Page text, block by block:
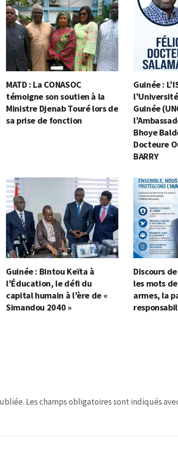
MATD : La CONASOC
témoigne son soutien à la
Ministre Djenab Touré lors de
sa prise de fonction
Guinée :
Guinée
Bhoye
Docteure
BARRY
Guinée : Bintou Keïta à
l’Éducation, le défi du
capital humain à l’ère de «
Simandou 2040 »
Discours
les mots
armes, la
Les champs obligatoires sont indiqués